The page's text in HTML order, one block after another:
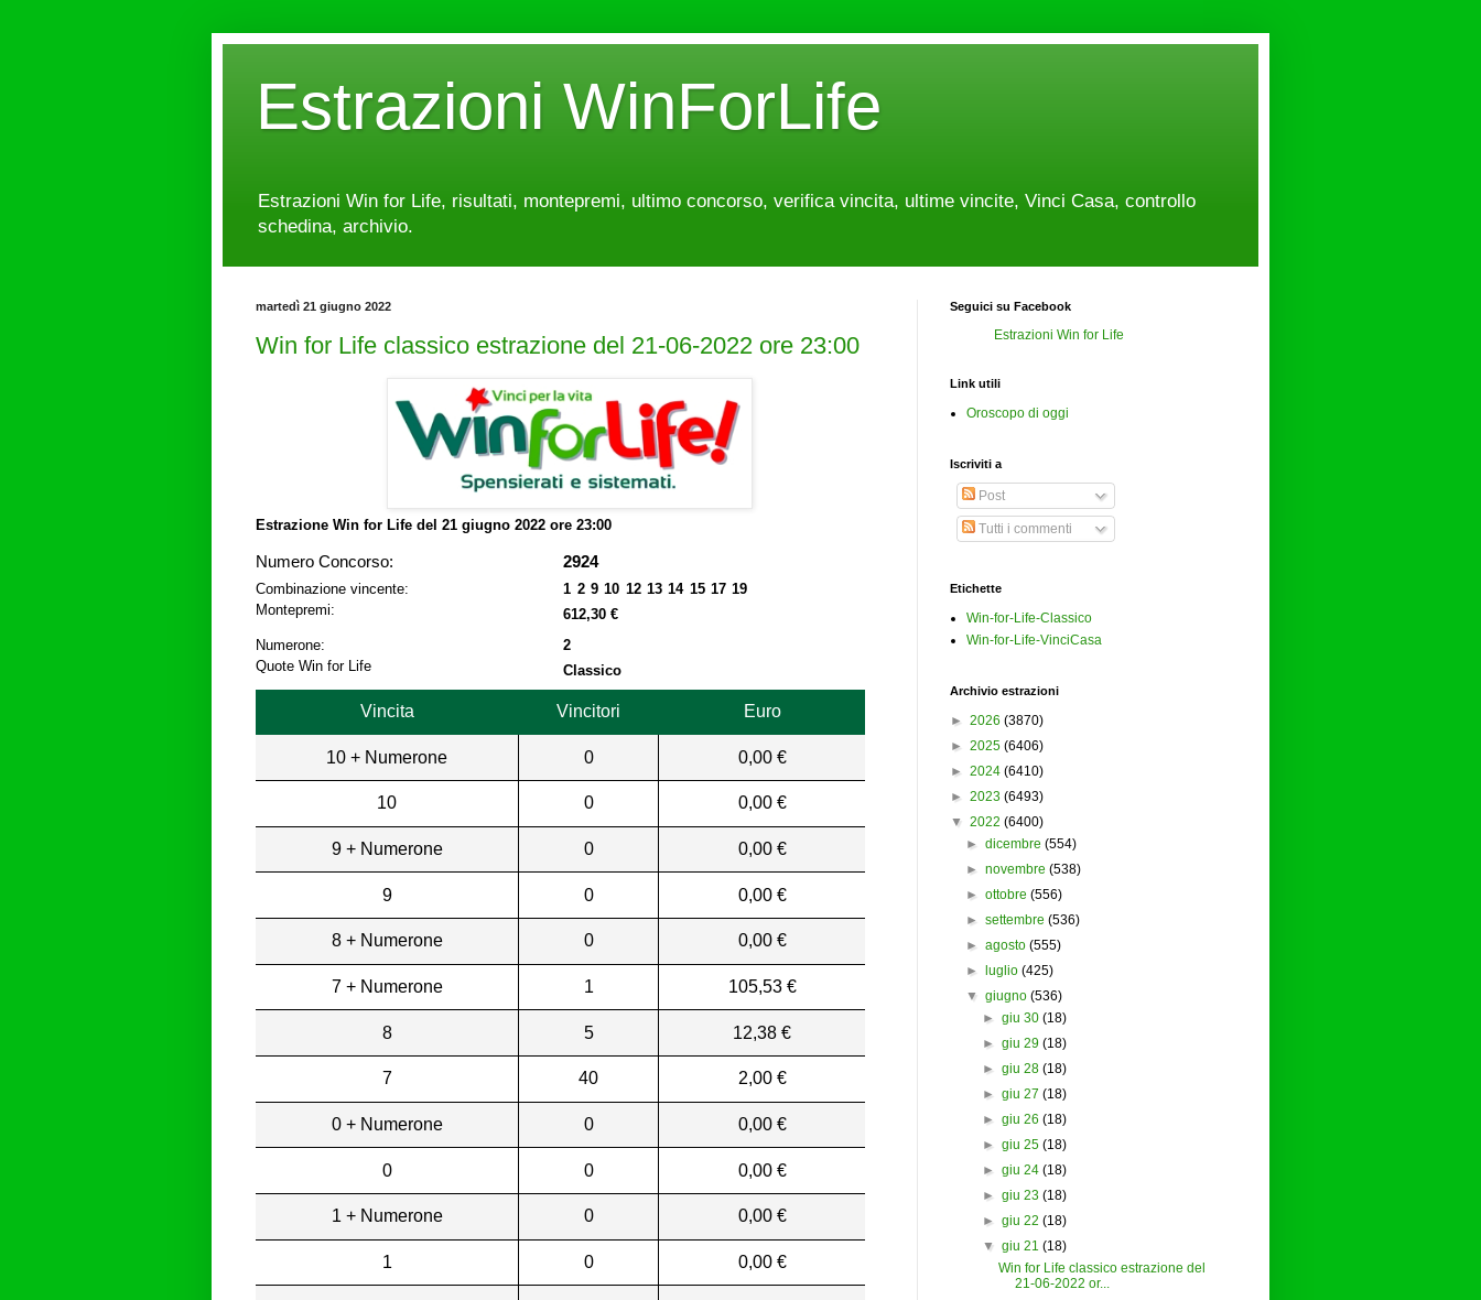
Estrazioni WinForLife
Estrazioni Win for Life, risultati, montepremi, ultimo concorso, verifica vincita, ultime vincite, Vinci Casa, controllo
schedina, archivio.
martedì 21 giugno 2022
Win for Life classico estrazione del 21-06-2022 ore 23:00
Estrazione Win for Life del 21 giugno 2022 ore 23:00
Numero Concorso: 2924
Combinazione vincente:
1 2 9 10 12 13 14 15 17 19
Montepremi:
612,30 €
Numerone:
2
Quote Win for Life
Classico
Vincita Vincitori Euro
10 + Numerone 0 0,00 €
10 0 0,00 €
9 + Numerone 0 0,00 €
9 0 0,00 €
8 + Numerone 0 0,00 €
7 + Numerone 1 105,53 €
8 5 12,38 €
7 40 2,00 €
0 + Numerone 0 0,00 €
0 0 0,00 €
1 + Numerone 0 0,00 €
1 0 0,00 €
Seguici su Facebook
Estrazioni Win for Life
Link utili
Oroscopo di oggi
Iscriviti a
Post
Tutti i commenti
Etichette
Win-for-Life-Classico
Win-for-Life-VinciCasa
Archivio estrazioni
► 2026 (3870)
► 2025 (6406)
► 2024 (6410)
► 2023 (6493)
▼ 2022 (6400)
►dicembre (554)
►novembre (538)
►ottobre (556)
►settembre (536)
►agosto (555)
►
luglio (425)
▼ giugno (536)
► giu 30 (18)
► giu 29 (18)
► giu 28 (18)
► giu 27 (18)
► giu 26 (18)
► giu 25 (18)
► giu 24 (18)
► giu 23 (18)
► giu 22 (18)
▼ giu 21 (18)
Win for Life classico estrazione del
21-06-2022 or...